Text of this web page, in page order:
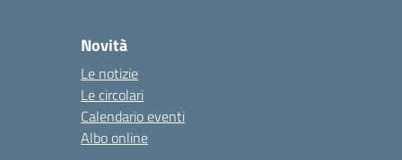
Novità
Le notizie
Le circolari
Calendario eventi
Albo online